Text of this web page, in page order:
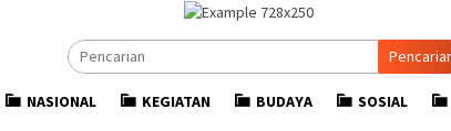
NASIONAL KEGIATAN BUDAYA SOSIAL